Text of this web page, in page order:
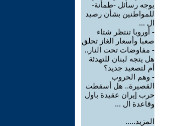
يوجه رسائل -طمأنة-
للمواطنين بشأن رصيد
ال ...
- أوروبا تنتظر شتاء
صعبا وأسعار الغاز تحلق
- مفاوضات تحت النار..
هل يتجه لبنان للتهدئة
أم لتصعيد جديد؟
- وهم الحروب
القصيرة.. هل أسقطت
حرب إيران عقيدة باول
وقاعدة ال ...
المزيد.....